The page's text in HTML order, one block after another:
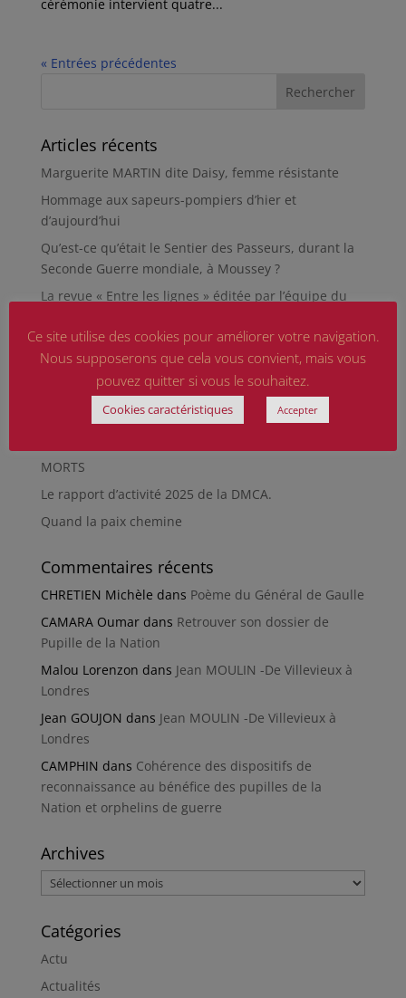
cérémonie intervient quatre...
« Entrées précédentes
Articles récents
Marguerite MARTIN dite Daisy, femme résistante
Hommage aux sapeurs-pompiers d’hier et
d’aujourd’hui
Qu’est-ce qu’était le Sentier des Passeurs, durant la
Seconde Guerre mondiale, à Moussey ?
La revue « Entre les lignes » éditée par l’équipe du
HIROSHIMA
En silence et en peine
Futur Mur des noms des victimes de la Seconde
Guerre mondiale
MORTS
Le rapport d’activité 2025 de la DMCA.
Quand la paix chemine
Commentaires récents
CHRETIEN Michèle dans Poème du Général de Gaulle
CAMARA Oumardans Retrouver son dossier de
Pupille de la Nation
Malou Lorenzon dans Jean MOULIN -De Villevieux à
Londres
Jean GOUJON dans Jean MOULIN -De Villevieux à
Londres
CAMPHIN dans Cohérence des dispositifs de
reconnaissance au bénéfice des pupilles de la
Nation et orphelins de guerre
Archives
Archives
Catégories
Actu
Actualités
Ce site utilise des cookies pour améliorer votre navigation.
Nous supposerons que cela vous convient, mais vous
pouvez quitter si vous le souhaitez.
Cookies caractéristiques Accepter